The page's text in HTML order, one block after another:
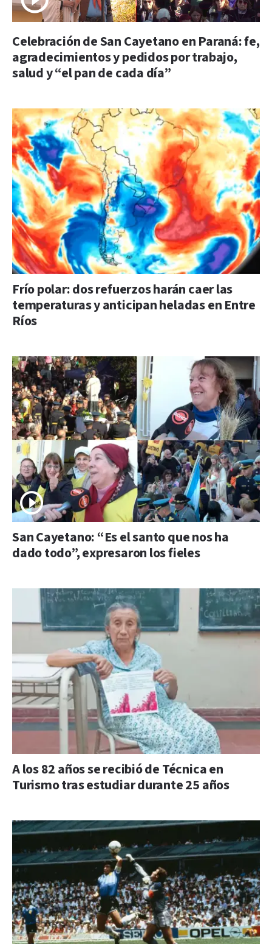
Celebración de San Cayetano en Paraná: fe,
agradecimientos y pedidos por trabajo,
salud y “el pan de cada día”
Frío polar: dos refuerzos harán caer las
temperaturas y anticipan heladas en Entre
Ríos
San Cayetano: “Es el santo que nos ha
dado todo”, expresaron los fieles
A los 82 años se recibió de Técnica en
Turismo tras estudiar durante 25 años